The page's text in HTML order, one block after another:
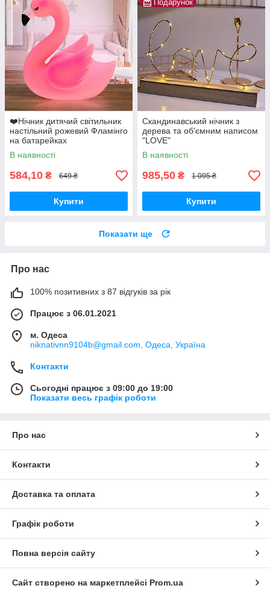
❤️Нічник дитячий світильник
настільний рожевий Фламінго
на батарейках
В наявності
584,10 ₴ 649 ₴
Купити
Подарунок
Скандинавський нічник з
дерева та об'ємним написом
"LOVE"
В наявності
985,50 ₴ 1 095 ₴
Купити
Показати ще
Про нас
100% позитивних з 87 відгуків за рік
Працює з 06.01.2021
м. Одеса
niknativnn9104b@gmail.com, Одеса, Україна
Контакти
Сьогодні працює з 09:00 до 19:00
Показати весь графік роботи
Про нас
Контакти
Доставка та оплата
Графік роботи
Повна версія сайту
Сайт створено на маркетплейсі Prom.ua